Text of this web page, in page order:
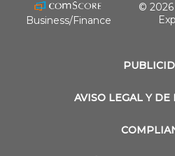
AVISO LEGAL Y
Business/Finance
©